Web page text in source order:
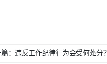
篇：违反工作纪律行为会受何处分？